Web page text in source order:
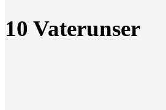
10 Vaterunser